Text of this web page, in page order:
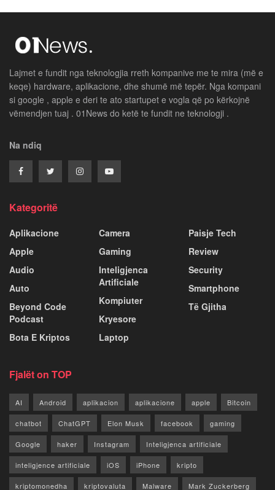
Lajmet e fundit nga teknologjia rreth kompanive me te mira (më e
keqe) hardware, aplikacione, dhe shumë më tepër. Nga kompani
si google , apple e deri te ato startupet e vogla që po kërkojnë
vëmendjen tuaj . 01News do ketë te fundit ne teknologji .
Na ndiq
Kategoritë
Aplikacione
Apple
Audio
Auto
Beyond Code
Podcast
Bota E Kriptos
Camera
Gaming
Inteligjenca
Artificiale
Kompiuter
Kryesore
Laptop
Paisje Tech
Review
Security
Smartphone
Të Gjitha
Fjalët on TOP
AI Android aplikacion aplikacione apple Bitcoin
chatbot ChatGPT Elon Musk facebook gaming
Google haker Instagram Inteligjenca artificiale
inteligjence artificiale iOS iPhone kripto
kriptomonedha kriptovaluta Malware Mark Zuckerberg